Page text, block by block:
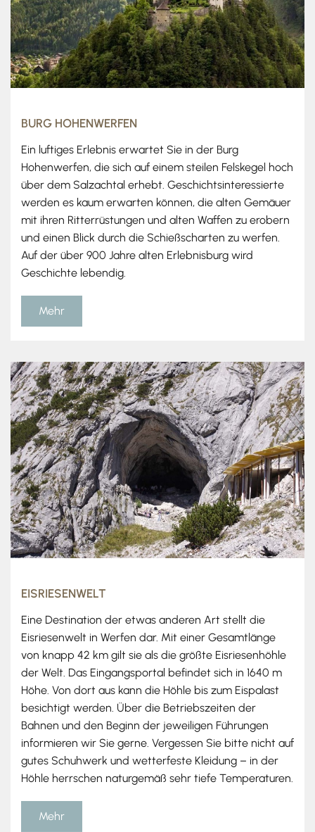
BURG HOHENWERFEN
Ein luftiges Erlebnis erwartet Sie in der Burg
Hohenwerfen, die sich auf einem steilen Felskegel hoch
über dem Salzachtal erhebt. Geschichtsinteressierte
werden es kaum erwarten können, die alten Gemäuer
mit ihren Ritterrüstungen und alten Waffen zu erobern
und einen Blick durch die Schießscharten zu werfen.
Auf der über 900 Jahre alten Erlebnisburg wird
Geschichte lebendig.
Mehr
EISRIESENWELT
Eine Destination der etwas anderen Art stellt die
Eisriesenwelt in Werfen dar. Mit einer Gesamtlänge
von knapp 42 km gilt sie als die größte Eisriesenhöhle
der Welt. Das Eingangsportal befindet sich in 1640 m
Höhe. Von dort aus kann die Höhle bis zum Eispalast
besichtigt werden. Über die Betriebszeiten der
Bahnen und den Beginn der jeweiligen Führungen
informieren wir Sie gerne. Vergessen Sie bitte nicht auf
gutes Schuhwerk und wetterfeste Kleidung – in der
Höhle herrschen naturgemäß sehr tiefe Temperaturen.
Mehr